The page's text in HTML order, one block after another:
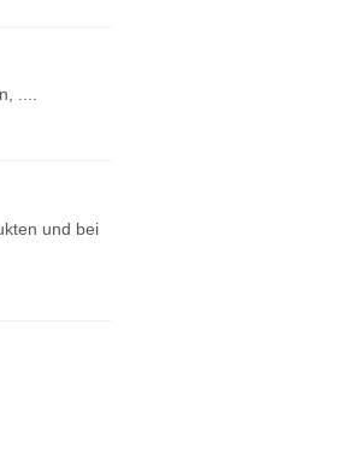
....
und bei